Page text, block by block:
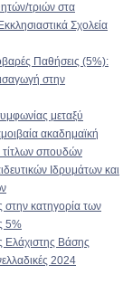
τριών στα
Σχολεία
Παθήσεις (5%):
στην
μεταξύ
ακαδημαϊκή
τίτλων σπουδών
Ιδρυμάτων και
στην κατηγορία των
5%
Ελάχιστης Βάσης
2024